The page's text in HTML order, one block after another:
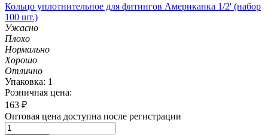
Кольцо уплотнительное для фитингов Американка 1/2' (набор
100 шт.)
Ужасно
Плохо
Нормально
Хорошо
Отлично
Упаковка: 1
Розничная цена:
163 ₽
Оптовая цена доступна после регистрации